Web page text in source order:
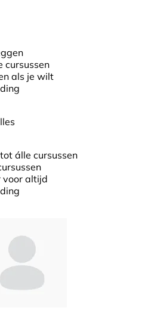
cursussen
als je wilt
álle cursussen
voor altijd